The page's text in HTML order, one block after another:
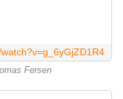
Fersen